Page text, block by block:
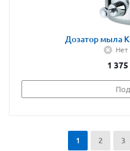
Дозатор мыла
Нет
1 375
1 2 3